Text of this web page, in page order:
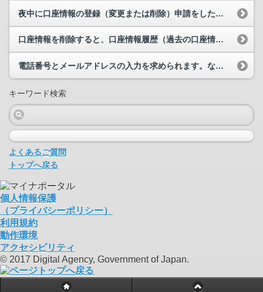
夜中に口座情報の登録（変更または削除）申請をしたのですが、マイナポータルに手続完了の旨のお知ら...
口座情報を削除すると、口座情報履歴（過去の口座情報）も削除されてしまいますか。
電話番号とメールアドレスの入力を求められます。なぜですか。また、入力は必須ですか。
キーワード検索
よくあるご質問
トップへ戻る
個人情報保護
（プライバシーポリシー）
利用規約
動作環境
アクセシビリティ
© 2017 Digital Agency, Government of Japan.